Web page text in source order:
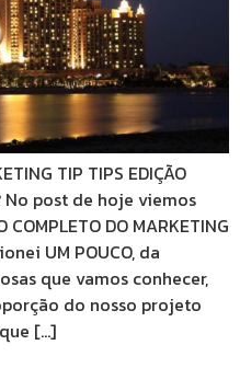
TIP TIPS EDIÇÃO
No post de hoje viemos
DO MARKETING
UM POUCO, da
que vamos conhecer,
do nosso projeto
[…]